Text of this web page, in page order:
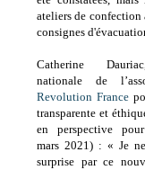
ateliers de confection
consignes
Catherine
nationale de
Revolution France
transparente et
en perspective
mars 2021) : « Je
surprise par ce